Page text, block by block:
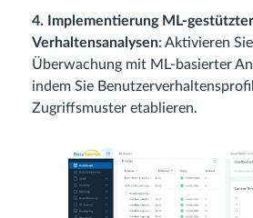
4. Implementierung ML‑gestützter
Verhaltensanalysen: Aktivieren
Überwachung mit ML‑basierter
indem Sie
Zugriffsmuster etablieren.